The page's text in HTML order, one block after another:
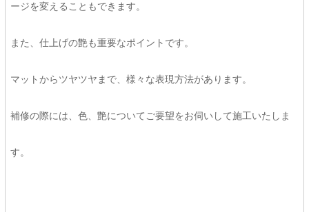
ージを変えることもできます。
また、仕上げの艶も重要なポイントです。
マットからツヤツヤまで、様々な表現方法があります。
補修の際には、色、艶についてご要望をお伺いして施工いたしま
す。